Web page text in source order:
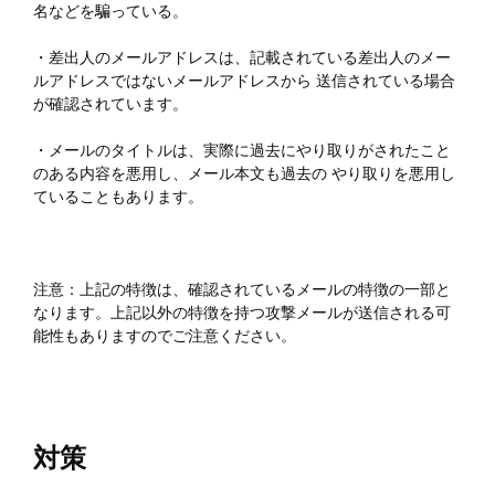
名などを騙っている。
・差出人のメールアドレスは、記載されている差出人のメー
ルアドレスではないメールアドレスから 送信されている場合
が確認されています。
・メールのタイトルは、実際に過去にやり取りがされたこと
のある内容を悪用し、メール本文も過去の やり取りを悪用し
ていることもあります。
注意：上記の特徴は、確認されているメールの特徴の一部と
なります。上記以外の特徴を持つ攻撃メールが送信される可
能性もありますのでご注意ください。
対策